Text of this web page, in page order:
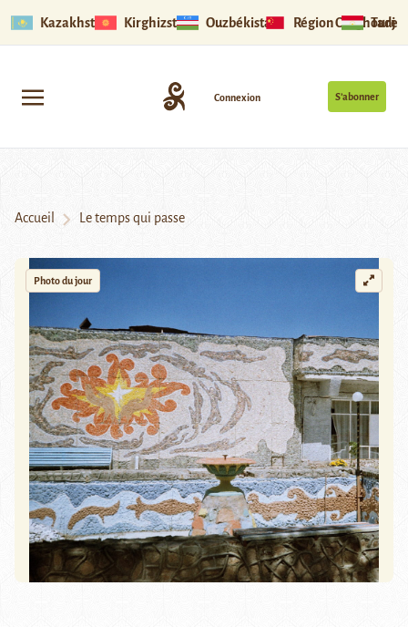
Kazakhstan Kirghizstan Ouzbékistan Région Ouïghoure
S’abonner
Connexion
Accueil Le temps qui passe
Photo du jour